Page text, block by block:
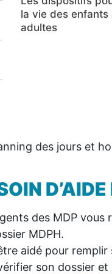
Utiliser les
adaptés
dépendent de la
ne dépendent pas
ou adapté
la vie des enfants
adultes
besoin de vous
(MDP) du
des jours et
des MDP
MDPH.
aidé pour
son dossier et